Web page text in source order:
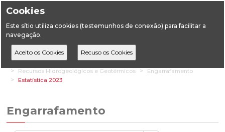
Cookies
Este sítio utiliza cookies (testemunhos de conexão) para facilitar a
navegação.
HomeEstatística
Geologia
Recursos Hidrogeológicos e Geotérmicos
Engarrafamento
Estatística 2023
Engarrafamento